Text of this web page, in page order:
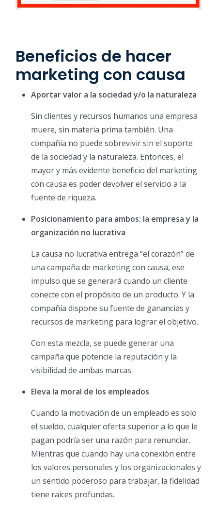
Beneficios de hacer
marketing con causa
Aportar valor a la sociedad y/o la naturaleza
Sin clientes y recursos humanos una empresa
muere, sin materia prima también. Una
compañía no puede sobrevivir sin el soporte
de la sociedad y la naturaleza. Entonces, el
mayor y más evidente beneficio del marketing
con causa es poder devolver el servicio a la
fuente de riqueza.
Posicionamiento para ambos: la empresa y la
organización no lucrativa
La causa no lucrativa entrega “el corazón” de
una campaña de marketing con causa, ese
impulso que se generará cuando un cliente
conecte con el propósito de un producto. Y la
compañía dispone su fuente de ganancias y
recursos de marketing para lograr el objetivo.
Con esta mezcla, se puede generar una
campaña que potencie la reputación y la
visibilidad de ambas marcas.
Eleva la moral de los empleados
Cuando la motivación de un empleado es solo
el sueldo, cualquier oferta superior a lo que le
pagan podría ser una razón para renunciar.
Mientras que cuando hay una conexión entre
los valores personales y los organizacionales y
un sentido poderoso para trabajar, la fidelidad
tiene raíces profundas.